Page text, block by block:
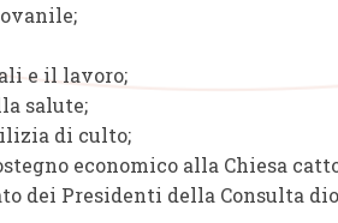
e il lavoro;
salute;
di culto;
economico alla Chiesa
dei Presidenti della Consulta